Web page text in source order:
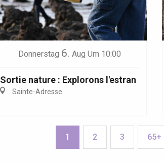
Donnerstag 6. Aug Um 10:00
Sortie nature : Explorons l'estran
Sainte-Adresse
1 2 3 65+